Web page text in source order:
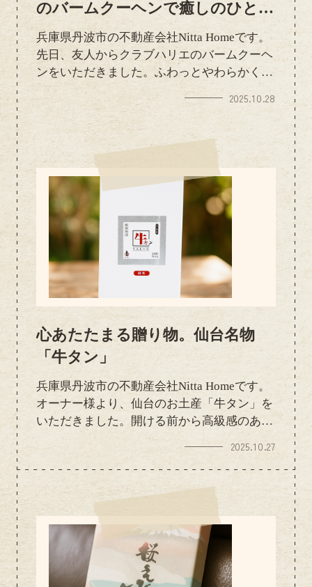
のバームクーヘンで癒しのひとと
き
兵庫県丹波市の不動産会社Nitta Homeです。
先日、友人からクラブハリエのバームクーヘ
ンをいただきました。ふわっとやわらかく
て、しっとり上品な甘さ。コーヒーと一緒に
ゆっくり味わうと、幸せなひとときでした('-
^*)/おしゃれなパッケージもさすがクラブハ
リエ。贈り物としても間違いなしの逸品です
ね☆彡
2025.10.28
心あたたまる贈り物。仙台名物
「牛タン」
兵庫県丹波市の不動産会社Nitta Homeです。
オーナー様より、仙台のお土産「牛タン」を
いただきました。開ける前から高級感のある
パッケージにわくわく。仙台といえば牛タ
ン！というほど有名ですが、やはり本場の味
は格別です。やわらかくてジューシーなお肉
の旨みが口いっぱいに広がり、「これはご飯
が進む～！」と思わず笑顔になりました(-
^□^-)お忙しい中、お気遣いいただき本当に
ありがとうございます。ごちそうになりなが
ら、仙台の温かい雰囲気を感じるひとときと
なりました。今後ともどうぞよろしくお願い
2025.10.27